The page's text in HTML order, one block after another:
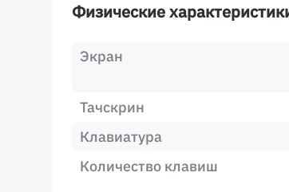
Физические
Экран
Тачскрин
Клавиатура
Количество клавиш